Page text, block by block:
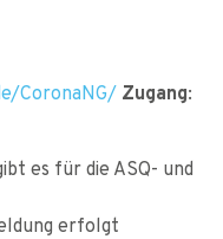
CoronaNG/ Zugang:
es für die ASQ- und
erfolgt